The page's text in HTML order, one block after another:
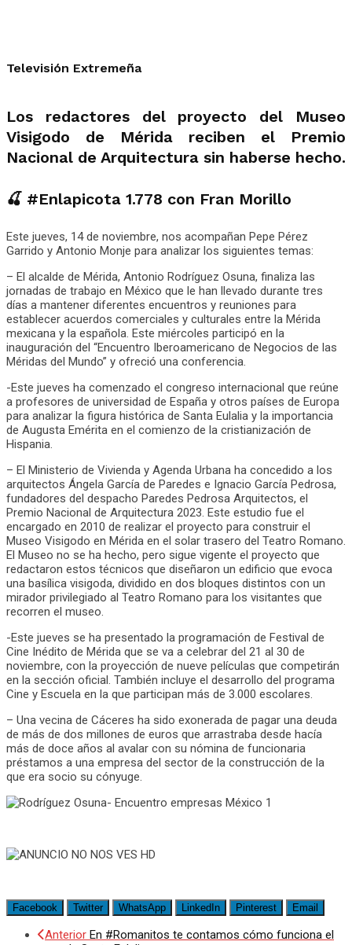
Televisión Extremeña
Los redactores del proyecto del Museo
Visigodo de Mérida reciben el Premio
Nacional de Arquitectura sin haberse hecho.
🍒 #Enlapicota 1.778 con Fran Morillo
Este jueves, 14 de noviembre, nos acompañan Pepe Pérez
Garrido y Antonio Monje para analizar los siguientes temas:
– El alcalde de Mérida, Antonio Rodríguez Osuna, finaliza las
jornadas de trabajo en México que le han llevado durante tres
días a mantener diferentes encuentros y reuniones para
establecer acuerdos comerciales y culturales entre la Mérida
mexicana y la española. Este miércoles participó en la
inauguración del “Encuentro Iberoamericano de Negocios de las
Méridas del Mundo” y ofreció una conferencia.
-Este jueves ha comenzado el congreso internacional que reúne
a profesores de universidad de España y otros países de Europa
para analizar la figura histórica de Santa Eulalia y la importancia
de Augusta Emérita en el comienzo de la cristianización de
Hispania.
– El Ministerio de Vivienda y Agenda Urbana ha concedido a los
arquitectos Ángela García de Paredes e Ignacio García Pedrosa,
fundadores del despacho Paredes Pedrosa Arquitectos, el
Premio Nacional de Arquitectura 2023. Este estudio fue el
encargado en 2010 de realizar el proyecto para construir el
Museo Visigodo en Mérida en el solar trasero del Teatro Romano.
El Museo no se ha hecho, pero sigue vigente el proyecto que
redactaron estos técnicos que diseñaron un edificio que evoca
una basílica visigoda, dividido en dos bloques distintos con un
mirador privilegiado al Teatro Romano para los visitantes que
recorren el museo.
-Este jueves se ha presentado la programación de Festival de
Cine Inédito de Mérida que se va a celebrar del 21 al 30 de
noviembre, con la proyección de nueve películas que competirán
en la sección oficial. También incluye el desarrollo del programa
Cine y Escuela en la que participan más de 3.000 escolares.
– Una vecina de Cáceres ha sido exonerada de pagar una deuda
de más de dos millones de euros que arrastraba desde hacía
más de doce años al avalar con su nómina de funcionaria
préstamos a una empresa del sector de la construcción de la
que era socio su cónyuge.
Facebook Twitter WhatsApp LinkedIn Pinterest Email
Anterior En #Romanitos te contamos cómo funciona el